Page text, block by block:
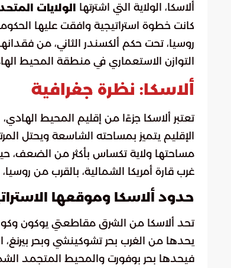
ألاسكا، الولاية التي اشترتها الولايات
كانت خطوة استراتيجية وافقت عليها
روسيا، تحت حكم ألكسندر الثاني، من
التوازن الاستعماري في منطقة المحيط الهادئ، وفي عام 1959، أصبحت ألاسكا جزءًا
ألاسكا: نظرة جغرافية
تعتبر ألاسكا جزءًا من إقليم المحيط
الإقليم يتميز بمساحته الشاسعة ويحتل
غرب قارة أمريكا الشمالية، بالقرب من روسيا، وتبعد حوالي 800
حدود ألاسكا وموقعها
تحد ألاسكا من الشرق مقاطعتي يوكون
يحدها من الغرب بحر تشوكينشي وبحر
فيحدها بحر بوفورت والمحيط المتجمد